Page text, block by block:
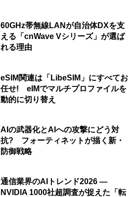
60GHz帯無線LANが自治体DXを支
える「cnWave Vシリーズ」が選ば
れる理由
eSIM関連は「LibeSIM」にすべてお
任せ! eIMでマルチプロファイルを
動的に切り替え
AIの武器化とAIへの攻撃にどう対
抗? フォーティネットが描く新・
防御戦略
通信業界のAIトレンド2026 ―
NVIDIA 1000社超調査が捉えた「転